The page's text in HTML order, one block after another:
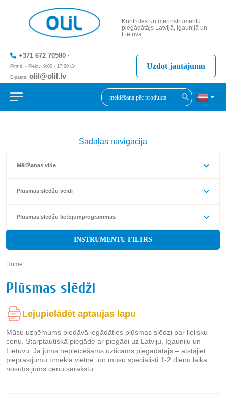
Kontroles un mērinstrumentu
piegādātājs Latvijā, Igaunijā un
Lietuvā.
+371 672 70580
Pirmd. - Piekt.: 9:00 - 17:00 LV
E-pasts: olil@olil.lv
+371 287 11411
Uzdot jautājumu
Sadaļas navigācija
Mērīšanas vide
Plūsmas slēdžu veidi
Plūsmas slēdžu lietojumprogrammas
INSTRUMENTU FILTRS
Home
Plūsmas slēdži
Lejupielādēt aptaujas lapu
Mūsu uzņēmums piedāvā iegādāties plūsmas slēdzi par lielisku
cenu. Starptautiskā piegāde ar piegādi uz Latviju, Igauniju un
Lietuvu. Ja jums nepieciešams uzticams piegādātājs – atstājiet
pieprasījumu tīmekļa vietnē, un mūsu speciālisti 1-2 dienu laikā
nosūtīs jums cenu sarakstu.